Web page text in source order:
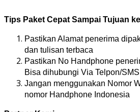
Tips Paket Cepat Sampai Tujuan
Pastikan Alamat penerima
dan tulisan terbaca
Pastikan No Handphone
Bisa dihubungi Via Telpon/SMS
Jangan menggunakan Nomor
nomor Handphone Indonesia